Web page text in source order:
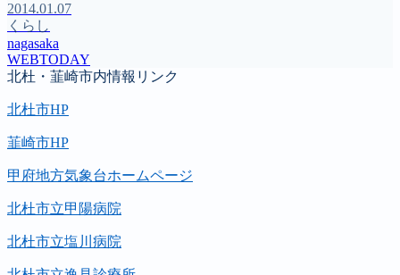
2014.01.07
くらし
nagasaka
WEBTODAY
北杜・韮崎市内情報リンク
北杜市HP
韮崎市HP
甲府地方気象台ホームページ
北杜市立甲陽病院
北杜市立塩川病院